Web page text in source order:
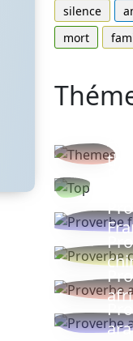
silence
mort